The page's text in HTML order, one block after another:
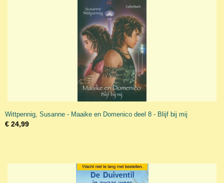
Wittpennig, Susanne - Maaike en Domenico deel 8 - Blijf bij mij
€ 24,99